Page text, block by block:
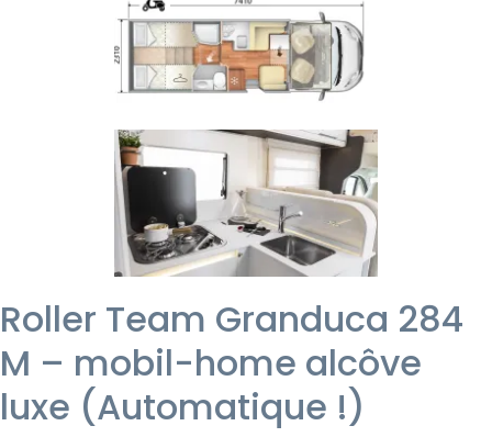
Roller Team Granduca 284
M – mobil-home alcôve
luxe (Automatique !)